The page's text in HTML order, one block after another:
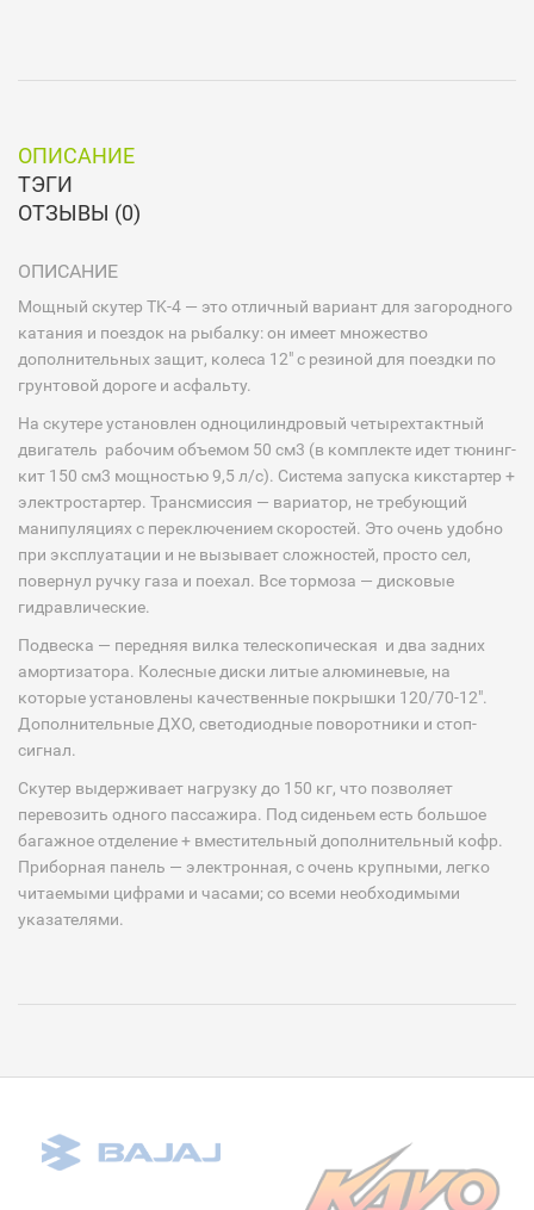
ОПИСАНИЕ
ТЭГИ
ОТЗЫВЫ (0)
ОПИСАНИЕ
Мощный скутер TK-4 — это отличный вариант для загородного
катания и поездок на рыбалку: он имеет множество
дополнительных защит, колеса 12″ с резиной для поездки по
грунтовой дороге и асфальту.
На скутере установлен одноцилиндровый четырехтактный
двигатель рабочим объемом 50 см3 (в комплекте идет тюнинг-
кит 150 см3 мощностью 9,5 л/с). Система запуска кикстартер +
электростартер. Трансмиссия — вариатор, не требующий
манипуляциях с переключением скоростей. Это очень удобно
при эксплуатации и не вызывает сложностей, просто сел,
повернул ручку газа и поехал. Все тормоза — дисковые
гидравлические.
Подвеска — передняя вилка телескопическая и два задних
амортизатора. Колесные диски литые алюминевые, на
которые установлены качественные покрышки 120/70-12″.
Дополнительные ДХО, светодиодные поворотники и стоп-
сигнал.
Скутер выдерживает нагрузку до 150 кг, что позволяет
перевозить одного пассажира. Под сиденьем есть большое
багажное отделение + вместительный дополнительный кофр.
Приборная панель — электронная, с очень крупными, легко
читаемыми цифрами и часами; со всеми необходимыми
указателями.